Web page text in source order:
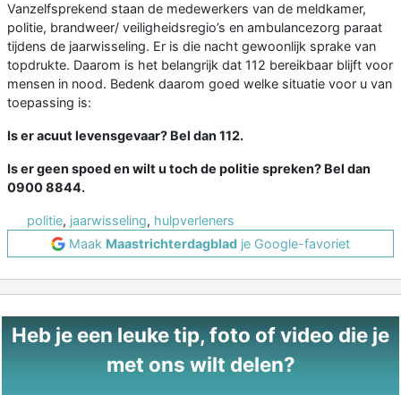
Vanzelfsprekend staan de medewerkers van de meldkamer,
politie, brandweer/ veiligheidsregio’s en ambulancezorg paraat
tijdens de jaarwisseling. Er is die nacht gewoonlijk sprake van
topdrukte. Daarom is het belangrijk dat 112 bereikbaar blijft voor
mensen in nood. Bedenk daarom goed welke situatie voor u van
toepassing is:
Is er acuut levensgevaar? Bel dan 112.
Is er geen spoed en wilt u toch de politie spreken? Bel dan
0900 8844.
politie, jaarwisseling, hulpverleners
Maak Maastrichterdagblad je Google-favoriet
Heb je een leuke tip, foto of video die je
met ons wilt delen?